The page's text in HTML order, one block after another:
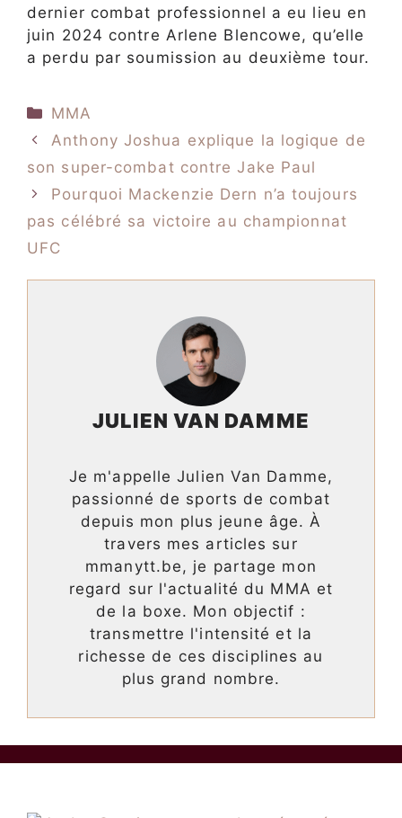
dernier combat professionnel a eu lieu en
juin 2024 contre Arlene Blencowe, qu’elle
a perdu par soumission au deuxième tour.​
Catégories
MMA
Anthony Joshua explique la logique de
son super-combat contre Jake Paul
Pourquoi Mackenzie Dern n’a toujours
pas célébré sa victoire au championnat
UFC
JULIEN VAN DAMME
Je m'appelle Julien Van Damme,
passionné de sports de combat
depuis mon plus jeune âge. À
travers mes articles sur
mmanytt.be, je partage mon
regard sur l'actualité du MMA et
de la boxe. Mon objectif :
transmettre l'intensité et la
richesse de ces disciplines au
plus grand nombre.